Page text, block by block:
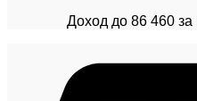
Доход до 86 460